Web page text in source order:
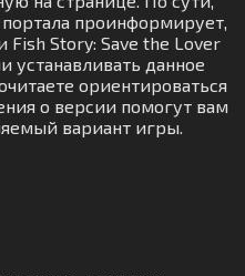
проинформирует,
Fish Story: Save the Lover
устанавливать данное
ориентироваться
о версии помогут вам
вариант игры.